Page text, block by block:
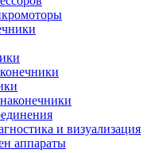
и визуализация
аппараты